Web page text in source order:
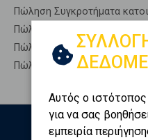
Πώληση Συγκροτήματα
Πώληση Υπόγεια ΑΝΑΤΟΛΗ
Πώληση Υπόσκαφα
Πώληση Υπολ. υψουν
Αυτός ο ιστότοπος
για να σας
εμπειρία